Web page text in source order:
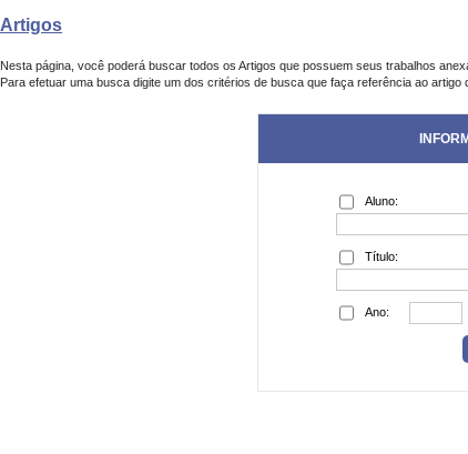
Artigos
Nesta página, você poderá buscar todos os Artigos que possuem seus trabalhos
Para efetuar uma busca digite um dos critérios de busca que faça referência ao artigo
Aluno:
Título:
Ano: